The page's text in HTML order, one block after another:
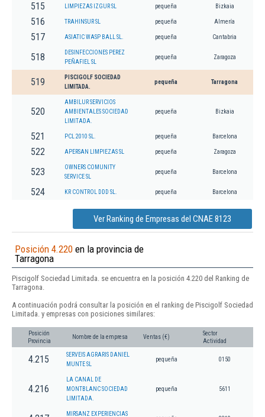
515 LIMPIEZAS IZGUR SL pequeña Bizkaia
516 TRAHINSUR SL pequeña Almería
517 ASIATIC WASP BALL SL. pequeña Cantabria
518
DESINFECCIONES PEREZ
PEÑAFIEL SL
pequeña Zaragoza
519
PISCIGOLF SOCIEDAD
LIMITADA.
pequeña Tarragona
520
AMBILUR SERVICIOS
AMBIENTALES SOCIEDAD
LIMITADA.
pequeña Bizkaia
521 PCL 2010 SL. pequeña Barcelona
522 APERSAN LIMPIEZAS SL pequeña Zaragoza
523
OWNERS COMUNITY
SERVICE SL
pequeña Barcelona
524 KR CONTROL DDD SL. pequeña Barcelona
Ver Ranking de Empresas del CNAE 8123
Posición 4.220 en la provincia de
Tarragona
Piscigolf Sociedad Limitada. se encuentra en la posición 4.220 del Ranking de
Tarragona.
A continuación podrá consultar la posición en el ranking de Piscigolf Sociedad
Limitada. y empresas con posiciones similares:
Posición
Provincia
Nombre de la empresa Ventas (€)
Sector
Actividad
4.215
SERVEIS AGRARIS DANIEL
MUNTE SL
pequeña 0150
4.216
LA CANAL DE
MONTBLANC SOCIEDAD
LIMITADA.
pequeña 5611
MIRSANZ EXPERIENCIAS